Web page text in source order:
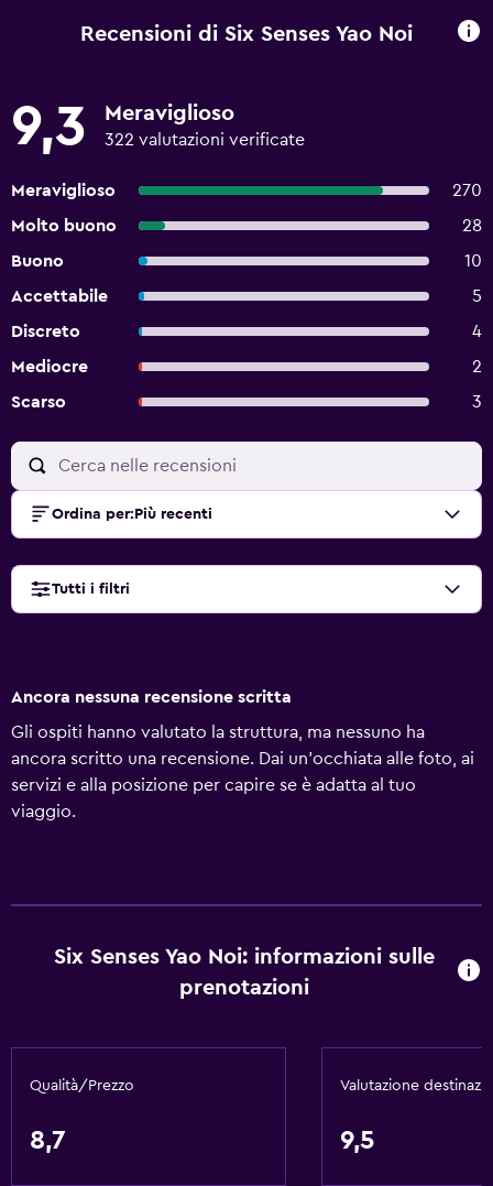
Recensioni di Six Senses Yao Noi
9,3 Meraviglioso
322 valutazioni verificate
Meraviglioso
270
Molto buono
28
Buono
10
Accettabile
5
Discreto
4
Mediocre
2
Scarso
3
Ordina per: Più recenti
Tutti i filtri
Ancora nessuna recensione scritta
Gli ospiti hanno valutato la struttura, ma nessuno ha
ancora scritto una recensione. Dai un'occhiata alle foto, ai
servizi e alla posizione per capire se è adatta al tuo
viaggio.
Six Senses Yao Noi: informazioni sulle
prenotazioni
Qualità/Prezzo
8,7
Valutazione
9,5